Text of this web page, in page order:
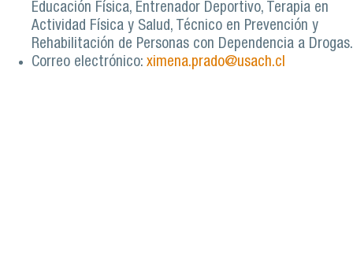
Educación Física, Entrenador Deportivo, Terapia en
Actividad Física y Salud, Técnico en Prevención y
Rehabilitación de Personas con Dependencia a Drogas.
Correo electrónico: ximena.prado@usach.cl